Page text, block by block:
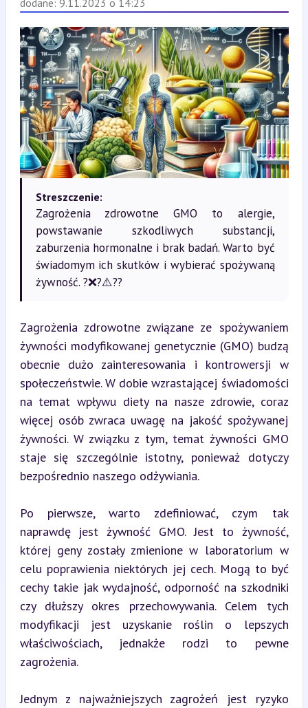
dodane: 9.11.2023 o 14:23
Streszczenie:
Zagrożenia zdrowotne GMO to alergie,
powstawanie szkodliwych substancji,
zaburzenia hormonalne i brak badań. Warto być
świadomym ich skutków i wybierać spożywaną
żywność. ?❌?⚠️??
Zagrożenia zdrowotne związane ze spożywaniem
żywności modyfikowanej genetycznie (GMO) budzą
obecnie dużo zainteresowania i kontrowersji w
społeczeństwie. W dobie wzrastającej świadomości
na temat wpływu diety na nasze zdrowie, coraz
więcej osób zwraca uwagę na jakość spożywanej
żywności. W związku z tym, temat żywności GMO
staje się szczególnie istotny, ponieważ dotyczy
bezpośrednio naszego odżywiania.
Po pierwsze, warto zdefiniować, czym tak
naprawdę jest żywność GMO. Jest to żywność,
której geny zostały zmienione w laboratorium w
celu poprawienia niektórych jej cech. Mogą to być
cechy takie jak wydajność, odporność na szkodniki
czy dłuższy okres przechowywania. Celem tych
modyfikacji jest uzyskanie roślin o lepszych
właściwościach, jednakże rodzi to pewne
zagrożenia.
Jednym z najważniejszych zagrożeń jest ryzyko